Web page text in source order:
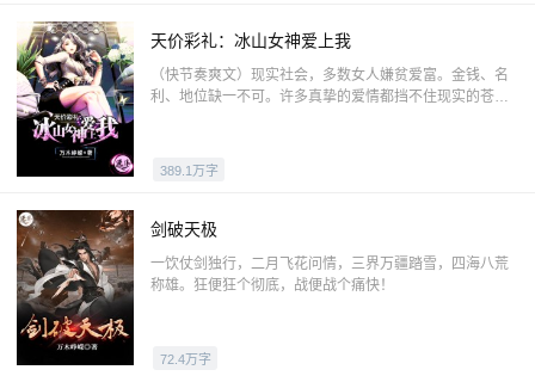
天价彩礼：冰山女神爱上我
（快节奏爽文）现实社会，多数女人嫌贫爱富。金钱、名
利、地位缺一不可。许多真挚的爱情都挡不住现实的苍
389.1万字
剑破天极
一饮仗剑独行，二月飞花问情，三界万疆踏雪，四海八荒
称雄。狂便狂个彻底，战便战个痛快！
72.4万字